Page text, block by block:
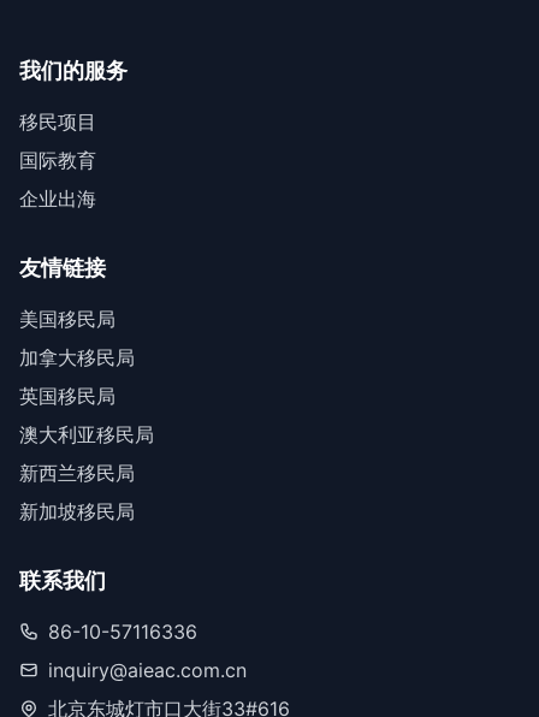
我们的服务
移民项目
国际教育
企业出海
友情链接
美国移民局
加拿大移民局
英国移民局
澳大利亚移民局
新西兰移民局
新加坡移民局
联系我们
86-10-57116336
inquiry@aieac.com.cn
北京东城灯市口大街33#616